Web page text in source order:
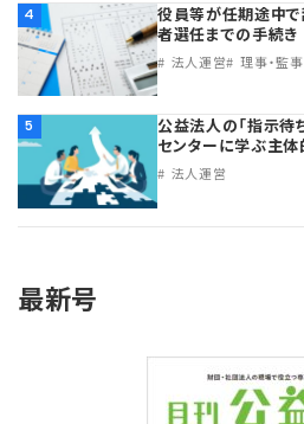
4
役員等が任期途中
者選任までの手続き
法人運営 理事・監事
5
公益法人の「指示
センターに学ぶ主
法人運営
最新号